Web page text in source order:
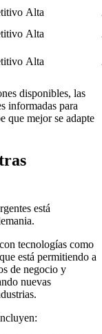
Alta
Alta
Alta
disponibles, las
informadas para
que mejor se adapte
está
tecnologías como
está permitiendo a
de negocio y
nuevas